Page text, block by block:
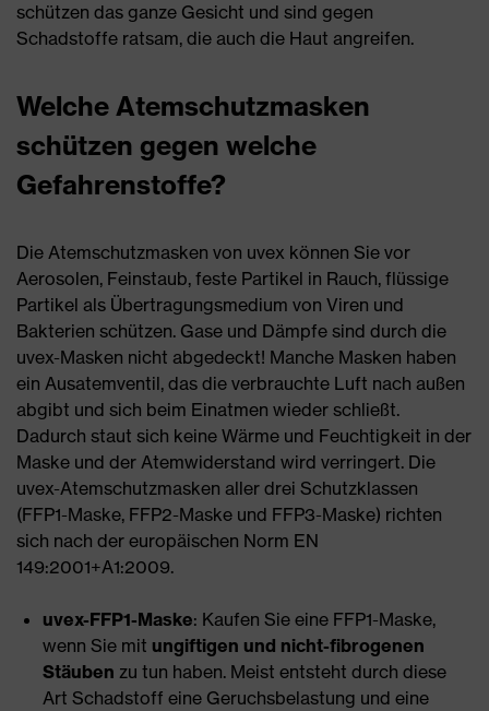
schützen das ganze Gesicht und sind gegen
Schadstoffe ratsam, die auch die Haut angreifen.
Welche Atemschutzmasken
schützen gegen welche
Gefahrenstoffe?
Die Atemschutzmasken von uvex können Sie vor
Aerosolen, Feinstaub, feste Partikel in Rauch, flüssige
Partikel als Übertragungsmedium von Viren und
Bakterien schützen. Gase und Dämpfe sind durch die
uvex-Masken nicht abgedeckt! Manche Masken haben
ein Ausatemventil, das die verbrauchte Luft nach außen
abgibt und sich beim Einatmen wieder schließt.
Dadurch staut sich keine Wärme und Feuchtigkeit in der
Maske und der Atemwiderstand wird verringert. Die
uvex-Atemschutzmasken aller drei Schutzklassen
(FFP1-Maske, FFP2-Maske und FFP3-Maske) richten
sich nach der europäischen Norm EN
149:2001+A1:2009.
uvex-FFP1-Maske: Kaufen Sie eine FFP1-Maske,
wenn Sie mit ungiftigen und nicht-fibrogenen
Stäuben zu tun haben. Meist entsteht durch diese
Art Schadstoff eine Geruchsbelastung und eine